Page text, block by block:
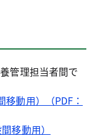
管理担当者間で
移動用）（PDF：
移動用）